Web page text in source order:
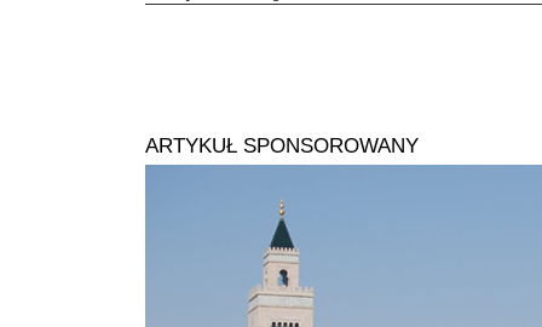
ARTYKUŁ SPONSOROWANY